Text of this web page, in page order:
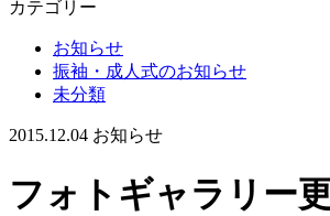
カテゴリー
お知らせ
振袖・成人式のお知らせ
未分類
2015.12.04 お知らせ
フォトギャラリー